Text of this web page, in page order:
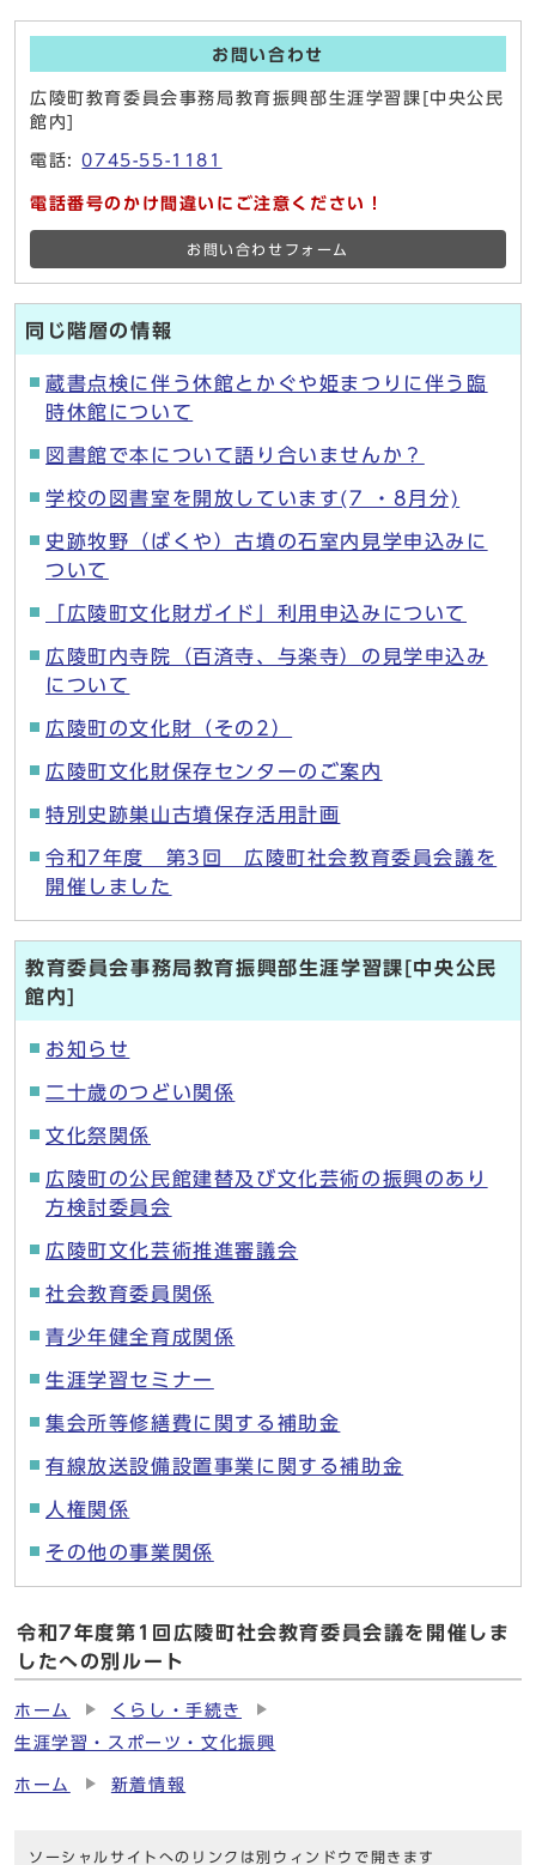
お問い合わせ
広陵町教育委員会事務局教育振興部生涯学習課[中央公民
館内]
電話:0745-55-1181
電話番号のかけ間違いにご注意ください！
お問い合わせフォーム
同じ階層の情報
蔵書点検に伴う休館とかぐや姫まつりに伴う臨
時休館について
図書館で本について語り合いませんか？
学校の図書室を開放しています(7 ・8月分)
史跡牧野（ばくや）古墳の石室内見学申込みに
ついて
「広陵町文化財ガイド」利用申込みについて
広陵町内寺院（百済寺、与楽寺）の見学申込み
について
広陵町の文化財（その2）
広陵町文化財保存センターのご案内
特別史跡巣山古墳保存活用計画
令和7年度 第3回 広陵町社会教育委員会議を
開催しました
教育委員会事務局教育振興部生涯学習課[中央公民
館内]
お知らせ
二十歳のつどい関係
文化祭関係
広陵町の公民館建替及び文化芸術の振興のあり
方検討委員会
広陵町文化芸術推進審議会
社会教育委員関係
青少年健全育成関係
生涯学習セミナー
集会所等修繕費に関する補助金
有線放送設備設置事業に関する補助金
人権関係
その他の事業関係
令和7年度第1回広陵町社会教育委員会議を開催しま
したへの別ルート
ホーム
くらし・手続き
生涯学習・スポーツ・文化振興
ホーム 新着情報
ソーシャルサイトへのリンクは別ウィンドウで開きます